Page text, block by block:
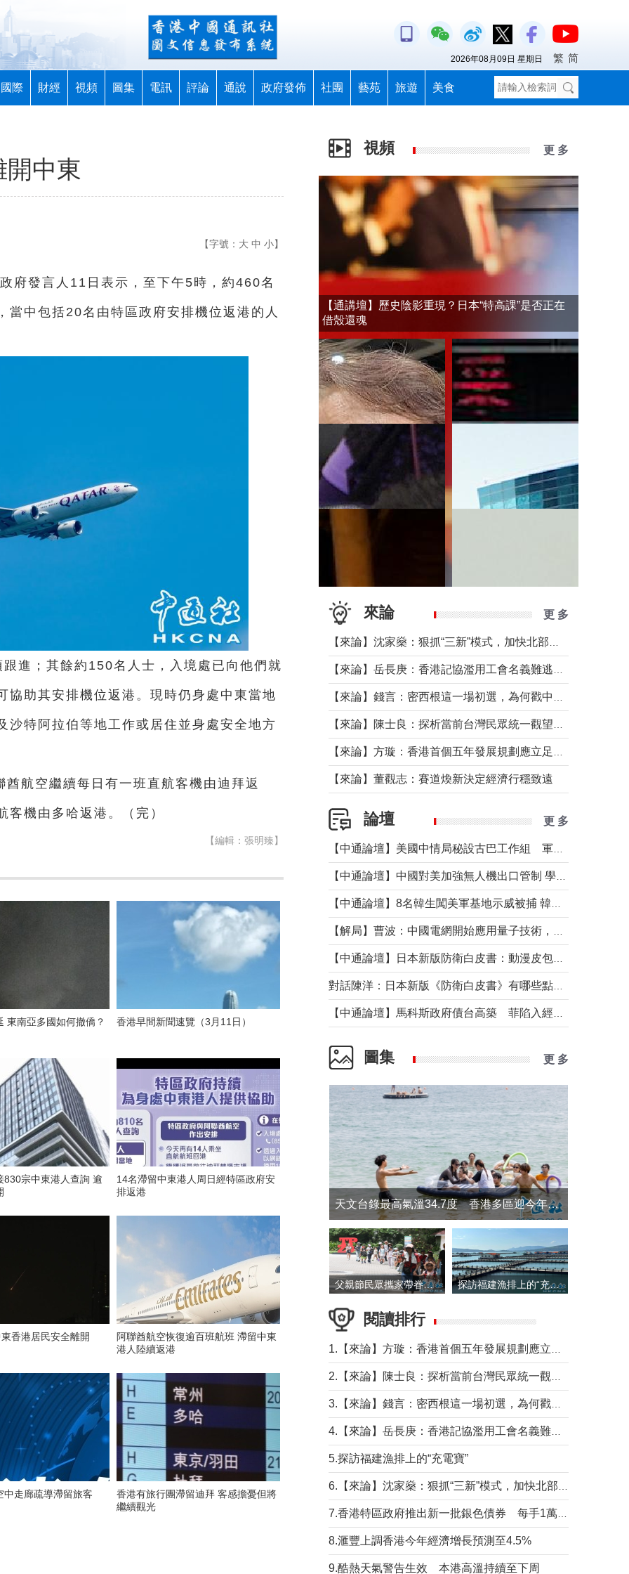
國際 財經 視頻 圖集 電訊 評論 通說 政府發佈 社團 藝苑 旅遊 美食
2026年08月09日 星期日 繁 简
開中東
【字號： 大 中 小】
府發言人11日表示，至下午5時，約460名
當中包括20名由特區政府安排機位返港的人
進；其餘約150名人士，入境處已向他們就
協助其安排機位返港。現時仍身處中東當地
沙特阿拉伯等地工作或居住並身處安全地方
航空繼續每日有一班直航客機由迪拜返
機由多哈返港。（完）
【編輯：張明臻】
東南亞多國如何撤僑？ 香港早間新聞速覽（3月11日）
830宗中東港人查詢 逾
14名滯留中東港人周日經特區政府安
排返港
香港居民安全離開
阿聯酋航空恢復逾百班航班 滯留中東
港人陸續返港
中走廊疏導滯留旅客
香港有旅行團滯留迪拜 客感擔憂但將
繼續觀光
視頻 更 多
【通講壇】歷史陰影重現？日本“特高課”是否正在
借殼還魂
來論 更 多
【來論】董觀志：賽道煥新決定經濟行穩致遠
論壇 更 多
圖集 更 多
天文台錄最高氣溫34.7度 香港多區迎今年最熱一天
父親節民眾攜家帶眷出遊 探訪福建漁排上的“充電寶”
閱讀排行
5.探訪福建漁排上的“充電寶”
8.滙豐上調香港今年經濟增長預測至4.5%
9.酷熱天氣警告生效 本港高溫持續至下周